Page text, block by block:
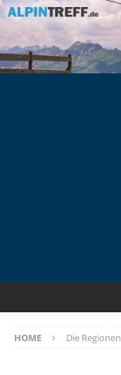
HOME Die Regionen